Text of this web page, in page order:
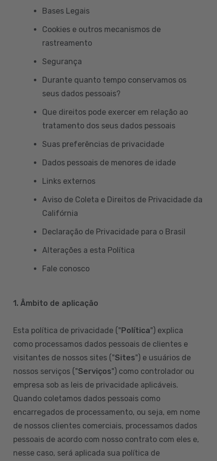
Bases Legais
Cookies e outros mecanismos de
rastreamento
Segurança
Durante quanto tempo conservamos os
seus dados pessoais?
Que direitos pode exercer em relação ao
tratamento dos seus dados pessoais
Suas preferências de privacidade
Dados pessoais de menores de idade
Links externos
Aviso de Coleta e Direitos de Privacidade da
Califórnia
Declaração de Privacidade para o Brasil
Alterações a esta Política
Fale conosco
1. Âmbito de aplicação
Esta política de privacidade ("Política") explica
como processamos dados pessoais de clientes e
visitantes de nossos sites ("Sites") e usuários de
nossos serviços ("Serviços") como controlador ou
empresa sob as leis de privacidade aplicáveis.
Quando coletamos dados pessoais como
encarregados de processamento, ou seja, em nome
de nossos clientes comerciais, processamos dados
pessoais de acordo com nosso contrato com eles e,
nesse caso, será aplicada sua política de